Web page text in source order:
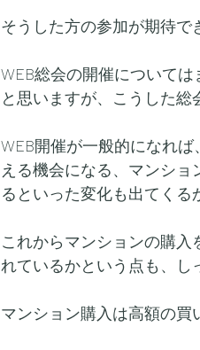
そうした方の参加が期待で
WEB総会の開催について
と思いますが、こうした総
WEB開催が一般的になれ
える機会になる、マンシ
るといった変化も出てくる
これからマンションの購
れているかという点も、し
マンション購入は高額の買